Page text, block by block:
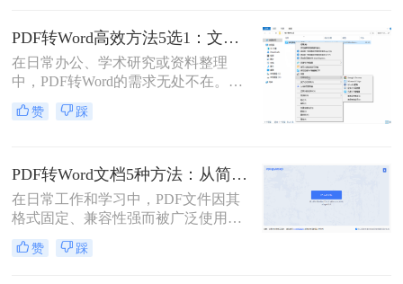
换为word格式呢？本文将介绍三种简
单实用的方法，帮助您轻松将PDF文
件转换为Word格式。
PDF转Word高效方法5选1：文件大小和类型决定用哪个！
在日常办公、学术研究或资料整理
中，PDF转Word的需求无处不在。那
么pdf怎么转换成word呢？本文将系统
解析5种主流方法，涵盖不同场景，
赞 踩
PDF转Word文档5种方法：从简单复制到专业软件的适用范围！
在日常工作和学习中，PDF文件因其
格式固定、兼容性强而被广泛使用。
然而，PDF的静态特性也带来了编辑
困难的问题。为了便于修改和协作，
赞 踩